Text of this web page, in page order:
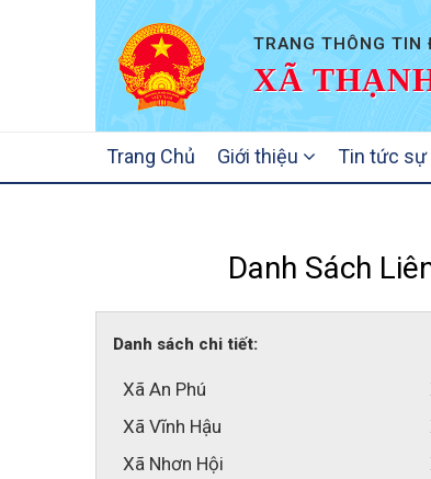
TRANG THÔNG TIN
XÃ
NAVIGATION
Trang Chủ Giới thiệu Tin tức sự
Danh Sách
Danh sách chi tiết:
Xã An Phú
Xã Vĩnh Hậu
Xã Nhơn Hội